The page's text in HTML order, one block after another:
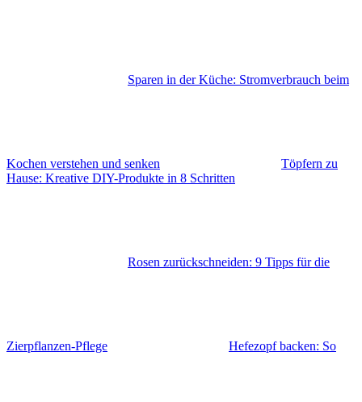
Sparen in der Küche: Stromverbrauch beim
Kochen verstehen und senken
Töpfern zu
Hause: Kreative DIY-Produkte in 8 Schritten
Rosen zurückschneiden: 9 Tipps für die
Zierpflanzen-Pflege Hefezopf backen: So